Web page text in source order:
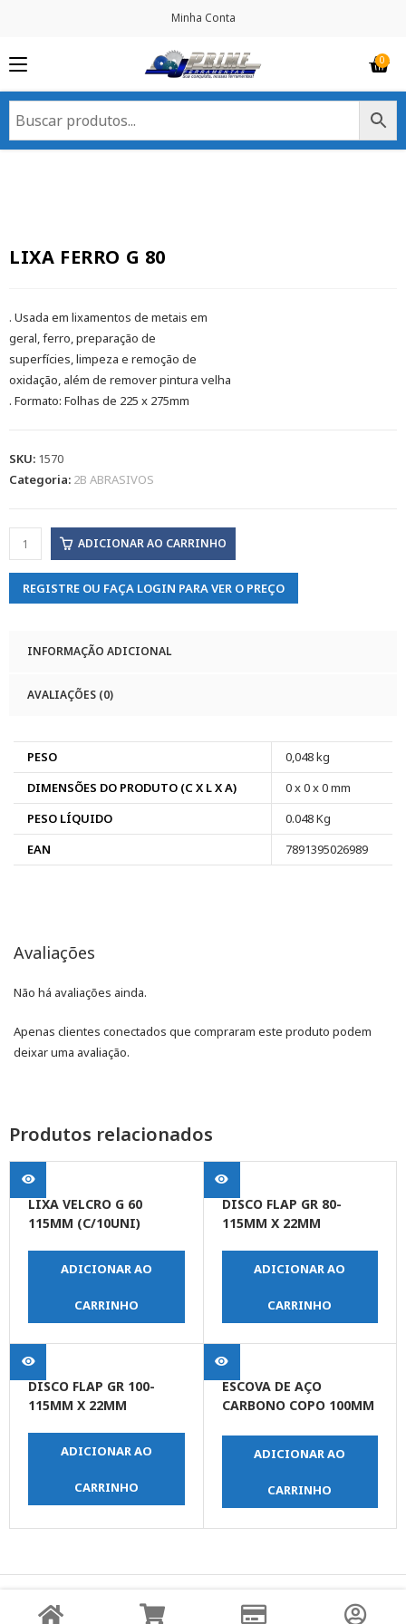
Minha Conta
LIXA FERRO G 80
. Usada em lixamentos de metais em
geral, ferro, preparação de
superfícies, limpeza e remoção de
oxidação, além de remover pintura velha
. Formato: Folhas de 225 x 275mm
SKU: 1570
Categoria: 2B ABRASIVOS
ADICIONAR AO CARRINHO
REGISTRE OU FAÇA LOGIN PARA VER O PREÇO
INFORMAÇÃO ADICIONAL
AVALIAÇÕES (0)
PESO
0,048 kg
DIMENSÕES DO PRODUTO (C X L X A)
0 x 0 x 0 mm
PESO LÍQUIDO
0.048 Kg
EAN
7891395026989
Avaliações
Não há avaliações ainda.
Apenas clientes conectados que compraram este produto podem
deixar uma avaliação.
Produtos relacionados
LIXA VELCRO G 60
115MM (C/10UNI)
ADICIONAR AO
CARRINHO
DISCO FLAP GR 80-
115MM X 22MM
ADICIONAR AO
CARRINHO
DISCO FLAP GR 100-
115MM X 22MM
ADICIONAR AO
CARRINHO
ESCOVA DE AÇO
CARBONO COPO 100MM
ADICIONAR AO
CARRINHO
© Copyright JPrime Ferramentas - Todos os Direitos
Reservados - Desenvolvido por UNO Studio Digital.